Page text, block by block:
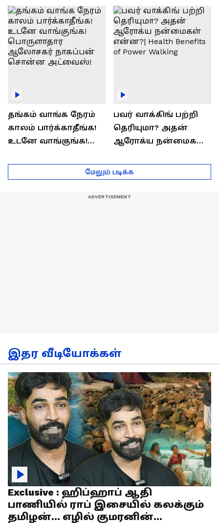
ராஜீவ் சந்தோஷம் !
Interview
தங்கம் வாங்க நேரம்
காலம் பார்க்காதீங்க!
உடனே வாங்குங்க!
ஆலோசகர் நாகப்பன்
சொன்ன அட்வைஸ்!
பவர் வாக்கிங் பற்றி
தெரியுமா? அதன்
ஆரோக்ய நன்மைகள்
of Power Walking
மேலும் படிக்க
இதர வீடியோக்கள்
Exclusive : ஹிப்ஹாப் ஆதி
பாணியில் ராப் இசையில் கலக்கும்
தமிழன்... எழில் குமரனின்